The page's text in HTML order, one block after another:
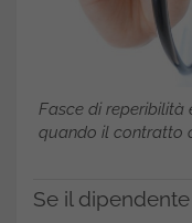
Fasce di reperibilità
quando il contratto
Se il